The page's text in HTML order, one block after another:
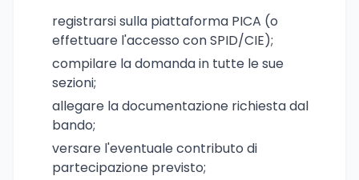
registrarsi sulla piattaforma PICA (o
effettuare l'accesso con SPID/CIE);
compilare la domanda in tutte le sue
sezioni;
allegare la documentazione richiesta dal
bando;
versare l'eventuale contributo di
partecipazione previsto;